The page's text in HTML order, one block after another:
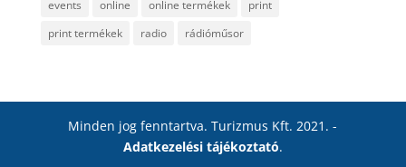
events online online termékek
print
print termékek
radio rádióműsor
Minden jog fenntartva. Turizmus Kft. 2021. -
Adatkezelési tájékoztató.